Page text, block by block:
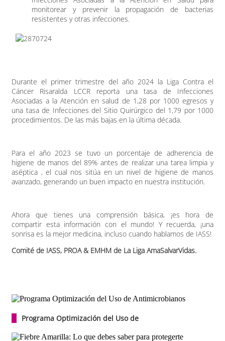
monitorear y prevenir la propagación de bacterias
resistentes y otras infecciones.
Durante el primer trimestre del año 2024 la Liga Contra el
Cáncer Risaralda LCCR reporta una tasa de Infecciones
Asociadas a la Atención en salud de 1,28 por 1000 egresos y
una tasa de Infecciones del Sitio Quirúrgico del 1,79 por 1000
procedimientos. De las más bajas en la última década.
Para el año 2023 se tuvo un porcentaje de adherencia de
higiene de manos del 89% antes de realizar una tarea limpia y
aséptica , el cual nos sitúa en un nivel de higiene de manos
avanzado, generando un buen impacto en nuestra institución.
Ahora que tienes una comprensión básica, ¡es hora de
compartir esta información con el mundo! Y recuerda, ¡una
sonrisa es la mejor medicina, incluso cuando hablamos de IASS!
Comité de IASS, PROA & EMHM de La Liga AmaSalvarVidas.
Programa Optimización del Uso de